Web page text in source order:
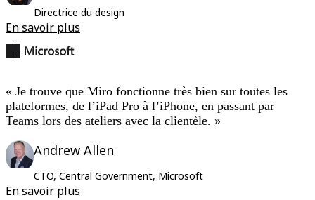
« Je trouve que Miro fonctionne très bien sur toutes les
plateformes, de l’iPad Pro à l’iPhone, en passant par
Teams lors des ateliers avec la clientèle. »
Andrew Allen
CTO, Central Government, Microsoft
En savoir plus
Directrice du design
En savoir plus